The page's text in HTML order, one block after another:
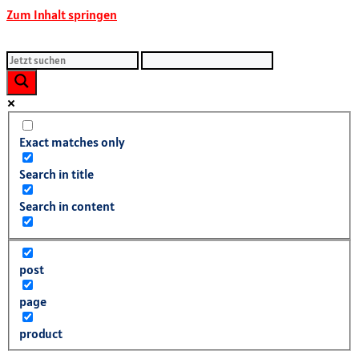
Zum Inhalt springen
Exact matches only
Search in title
Search in content
post
page
product